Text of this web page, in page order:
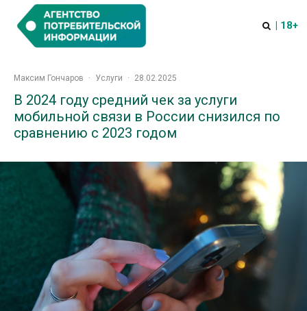
| 18+
Максим Гончаров · Услуги · 28.02.2025
В 2024 году средний чек за услуги
мобильной связи в России снизился по
сравнению с 2023 годом